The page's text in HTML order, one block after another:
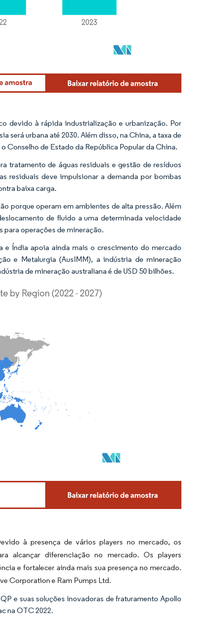
devido à rápida industrialização e urbanização. Por
será urbana até 2030. Além disso, na China, a taxa de
Conselho de Estado da República Popular da China.
tratamento de águas residuais e gestão de resíduos
residuais deve impulsionar a demanda por bombas
baixa carga.
porque operam em ambientes de alta pressão. Além
de fluido a uma determinada velocidade
para operações de mineração.
e Índia apoia ainda mais o crescimento do mercado
e Metalurgia (AusIMM), a indústria de mineração
de mineração australiana é de USD 50 bilhões.
à presença de vários players no mercado, os
alcançar diferenciação no mercado. Os players
e fortalecer ainda mais sua presença no mercado.
Corporation e Ram Pumps Ltd.
e suas soluções inovadoras de fraturamento Apollo
na OTC 2022.